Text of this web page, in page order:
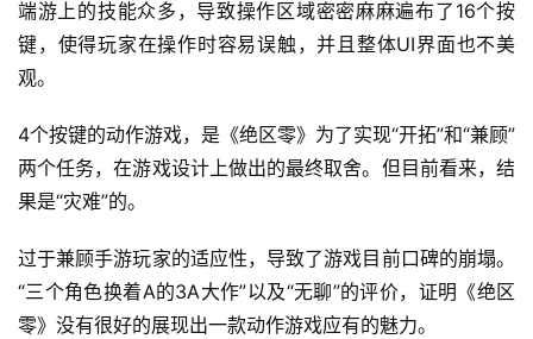
端游上的技能众多，导致操作区域密密麻麻遍布了16个按
键，使得玩家在操作时容易误触，并且整体UI界面也不美
观。
4个按键的动作游戏，是《绝区零》为了实现“开拓”和“兼顾”
两个任务，在游戏设计上做出的最终取舍。但目前看来，结
果是“灾难”的。
过于兼顾手游玩家的适应性，导致了游戏目前口碑的崩塌。
“三个角色换着A的3A大作”以及“无聊”的评价，证明《绝区
零》没有很好的展现出一款动作游戏应有的魅力。